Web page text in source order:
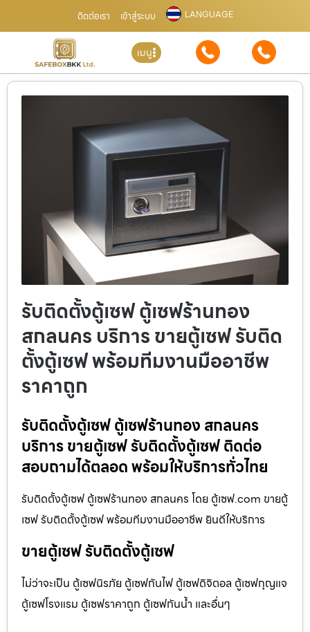
ติดต่อเรา เข้าสู่ระบบ LANGUAGE
เมนู
รับติดตั้งตู้เซฟ ตู้เซฟร้านทอง
สกลนคร บริการ ขายตู้เซฟ รับติด
ตั้งตู้เซฟ พร้อมทีมงานมืออาชีพ
ราคาถูก
รับติดตั้งตู้เซฟ ตู้เซฟร้านทอง สกลนคร
บริการ ขายตู้เซฟ รับติดตั้งตู้เซฟ ติดต่อ
สอบถามได้ตลอด พร้อมให้บริการทั่วไทย
รับติดตั้งตู้เซฟ ตู้เซฟร้านทอง สกลนคร โดย ตู้เซฟ.com ขายตู้
เซฟ รับติดตั้งตู้เซฟ พร้อมทีมงานมืออาชีพ ยินดีให้บริการ
ขายตู้เซฟ รับติดตั้งตู้เซฟ
ไม่ว่าจะเป็น ตู้เซฟนิรภัย ตู้เซฟกันไฟ ตู้เซฟดิจิตอล ตู้เซฟกุญแจ
ตู้เซฟโรงแรม ตู้เซฟราคาถูก ตู้เซฟกันน้ำ และอื่นๆ